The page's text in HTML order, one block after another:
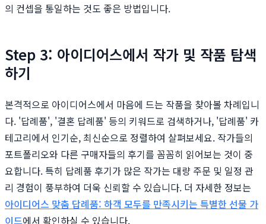
의 컨셉을 통일하는 것도 좋은 방법입니다.
Step 3: 아이디어스에서 작가 및 작품 탐색
하기
본격적으로 아이디어스에서 마음에 드는 작품을 찾아볼 차례입니
다. '답례품', '결혼 답례품' 등의 키워드로 검색하거나, '답례품' 카
테고리에서 인기순, 최신순으로 정렬하여 살펴보세요. 작가들의
포트폴리오와 다른 구매자들의 후기를 꼼꼼히 읽어보는 것이 중
요합니다. 특히 답례품 후기가 많은 작가는 대량 주문 및 일정 관
리 경험이 풍부하여 더욱 신뢰할 수 있습니다. 더 자세한 정보는
아이디어스 맞춤 답례품: 하객 모두를 만족시키는 특별한 선물 가
이드에서 확인하실 수 있습니다.